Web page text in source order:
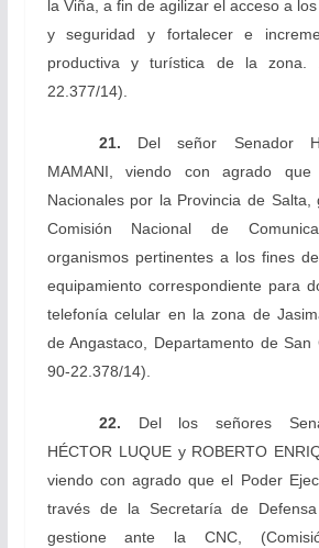
la Viña, a fin de agilizar el acceso a
y seguridad y fortalecer e
productiva y turística de la zona.
22.377/14).
21. Del señor Senador
MAMANI, viendo con agrado que
Nacionales por la Provincia de Salta,
Comisión Nacional de
organismos pertinentes a los fines
equipamiento correspondiente para
telefonía celular en la zona de
de Angastaco, Departamento de San
90-22.378/14).
22. Del los señores
HÉCTOR LUQUE y ROBERTO
viendo con agrado que el Poder
través de la Secretaría de
gestione ante la CNC,